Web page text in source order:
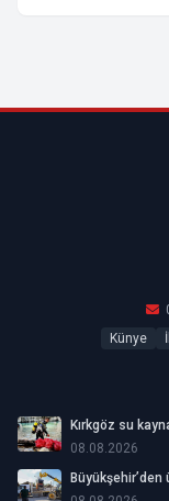
Künye
Kırkgöz su
08.08.2026